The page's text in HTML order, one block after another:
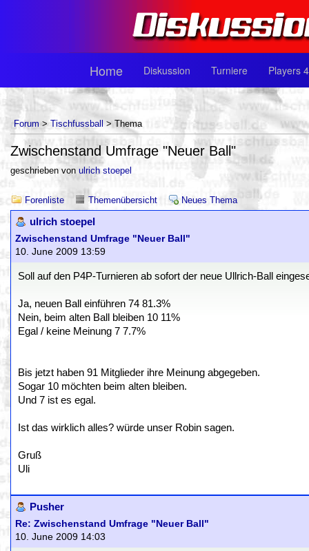
Home Diskussion Turniere Players
Forum > Tischfussball > Thema
Zwischenstand Umfrage "Neuer Ball"
geschrieben von ulrich stoepel
Forenliste Themenübersicht Neues Thema
ulrich stoepel
Zwischenstand Umfrage "Neuer Ball"
10. June 2009 13:59
Soll auf den P4P-Turnieren ab sofort der neue Ullrich-Ball
Ja, neuen Ball einführen 74 81.3%
Nein, beim alten Ball bleiben 10 11%
Egal / keine Meinung 7 7.7%
Bis jetzt haben 91 Mitglieder ihre Meinung abgegeben.
Sogar 10 möchten beim alten bleiben.
Und 7 ist es egal.
Ist das wirklich alles? würde unser Robin sagen.
Gruß
Uli
Pusher
Re: Zwischenstand Umfrage "Neuer Ball"
10. June 2009 14:03